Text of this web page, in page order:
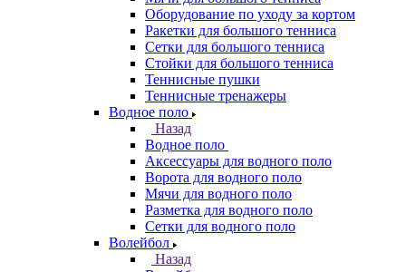
Оборудование по уходу за кортом
Ракетки для большого тенниса
Сетки для большого тенниса
Стойки для большого тенниса
Теннисные пушки
Теннисные тренажеры
Водное поло
Назад
Водное поло
Аксессуары для водного поло
Ворота для водного поло
Мячи для водного поло
Разметка для водного поло
Сетки для водного поло
Волейбол
Назад